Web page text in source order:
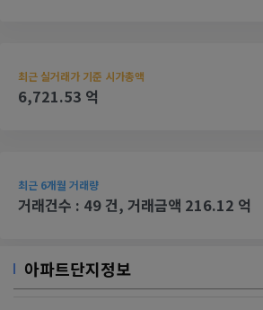
최근 실거래가 기준 시가총액
6,721.53 억
최근 6개월 거래량
거래건수 : 49 건, 거래금액 216.12 억
아파트단지정보